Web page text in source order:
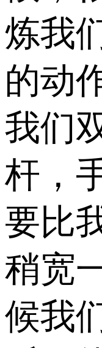
炼我
的动
我们
杆，
要比
稍宽
候我